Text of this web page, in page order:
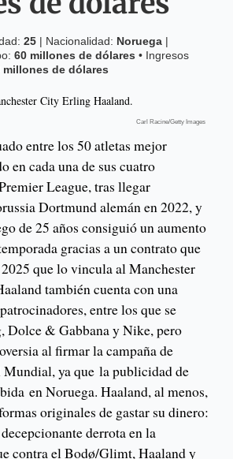
25 | Nacionalidad: Noruega |
60 millones de dólares • Ingresos
millones de dólares
Carl Racine/Getty Images
entre los 50 atletas mejor
en cada una de sus cuatro
League, tras llegar
Dortmund alemán en 2022, y
de 25 años consiguió un aumento
gracias a un contrato que
que lo vincula al Manchester
también cuenta con una
entre los que se
Dolce & Gabbana y Nike, pero
al firmar la campaña de
Mundial, ya que la publicidad de
en Noruega. Haaland, al menos,
originales de gastar su dinero:
derrota en la
contra el Bodø/Glimt, Haaland y